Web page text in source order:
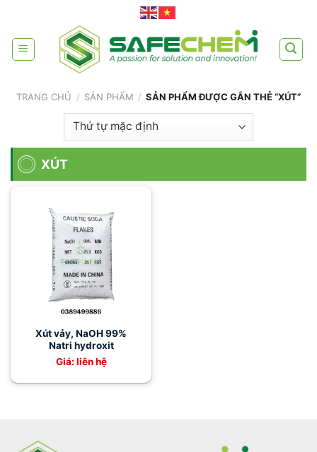
content
TRANG CHỦ / SẢN PHẨM / SẢN PHẨM ĐƯỢC GẮN THẺ “XÚT”
XÚT
Xút vảy, NaOH 99%
Natri hydroxit
Giá: liên hệ